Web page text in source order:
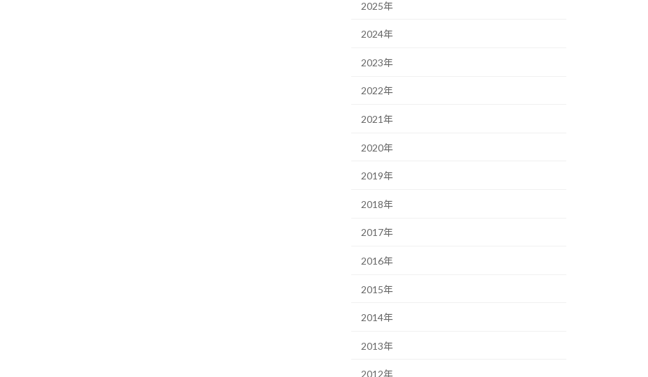
2025年
2024年
2023年
2022年
2021年
2020年
2019年
2018年
2017年
2016年
2015年
2014年
2013年
2012年